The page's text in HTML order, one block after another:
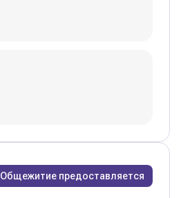
Общежитие предоставляется